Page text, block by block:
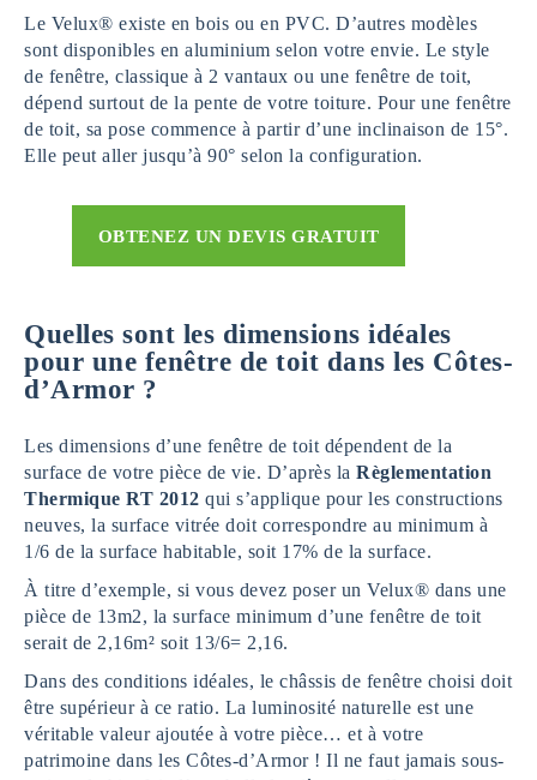
Le Velux® existe en bois ou en PVC. D’autres modèles
sont disponibles en aluminium selon votre envie. Le style
de fenêtre, classique à 2 vantaux ou une fenêtre de toit,
dépend surtout de la pente de votre toiture. Pour une fenêtre
de toit, sa pose commence à partir d’une inclinaison de 15°.
Elle peut aller jusqu’à 90° selon la configuration.
OBTENEZ UN DEVIS GRATUIT
Quelles sont les dimensions idéales
pour une fenêtre de toit dans les Côtes-
d’Armor ?
Les dimensions d’une fenêtre de toit dépendent de la
surface de votre pièce de vie. D’après la Règlementation
Thermique RT 2012 qui s’applique pour les constructions
neuves, la surface vitrée doit correspondre au minimum à
1/6 de la surface habitable, soit 17% de la surface.
À titre d’exemple, si vous devez poser un Velux® dans une
pièce de 13m2, la surface minimum d’une fenêtre de toit
serait de 2,16m² soit 13/6= 2,16.
Dans des conditions idéales, le châssis de fenêtre choisi doit
être supérieur à ce ratio. La luminosité naturelle est une
véritable valeur ajoutée à votre pièce… et à votre
patrimoine dans les Côtes-d’Armor ! Il ne faut jamais sous-